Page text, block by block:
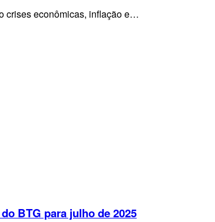
crises econômicas, inflação e…
BTG para julho de 2025